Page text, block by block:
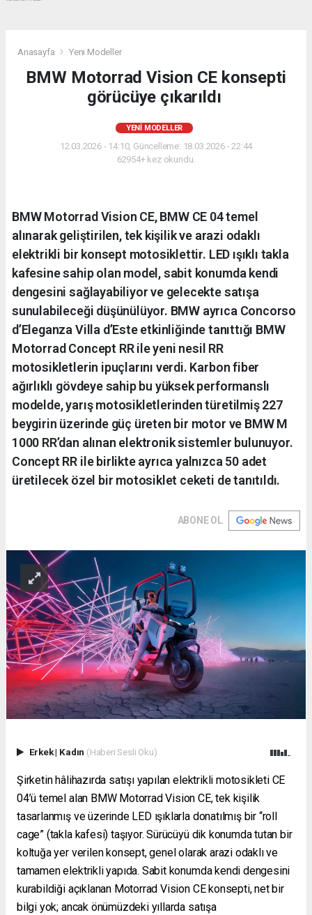
Anasayfa Yeni Modeller
BMW Motorrad Vision CE konsepti
görücüye çıkarıldı
YENI MODELLER
12.03.2026 - 14:10, Güncelleme: 18.03.2026 - 22:44
62954+ kez okundu.
BMW Motorrad Vision CE, BMW CE 04 temel
alınarak geliştirilen, tek kişilik ve arazi odaklı
elektrikli bir konsept motosiklettir. LED ışıklı takla
kafesine sahip olan model, sabit konumda kendi
dengesini sağlayabiliyor ve gelecekte satışa
sunulabileceği düşünülüyor. BMW ayrıca Concorso
d’Eleganza Villa d’Este etkinliğinde tanıttığı BMW
Motorrad Concept RR ile yeni nesil RR
motosikletlerin ipuçlarını verdi. Karbon fiber
ağırlıklı gövdeye sahip bu yüksek performanslı
modelde, yarış motosikletlerinden türetilmiş 227
beygirin üzerinde güç üreten bir motor ve BMW M
1000 RR’dan alınan elektronik sistemler bulunuyor.
Concept RR ile birlikte ayrıca yalnızca 50 adet
üretilecek özel bir motosiklet ceketi de tanıtıldı.
ABONE OL
Erkek| Kadın (Haberi Sesli Oku)
Şirketin hâlihazırda satışı yapılan elektrikli motosikleti CE
04’ü temel alan BMW Motorrad Vision CE, tek kişilik
tasarlanmış ve üzerinde LED ışıklarla donatılmış bir “roll
cage” (takla kafesi) taşıyor. Sürücüyü dik konumda tutan bir
koltuğa yer verilen konsept, genel olarak arazi odaklı ve
tamamen elektrikli yapıda. Sabit konumda kendi dengesini
kurabildiği açıklanan Motorrad Vision CE konsepti, net bir
bilgi yok; ancak önümüzdeki yıllarda satışa